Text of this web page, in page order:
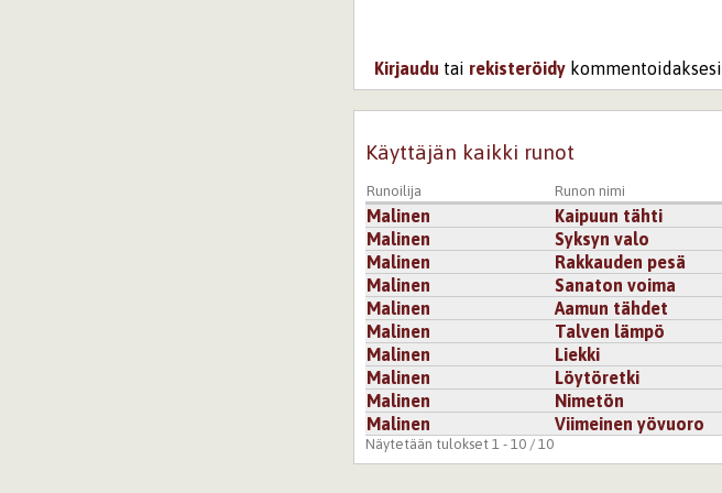
Kirjaudu tai rekisteröidy kommentoidaksesi
Käyttäjän kaikki runot
Runoilija Runon nimi
Malinen Kaipuun tähti
Malinen
Syksyn valo
Malinen
Rakkauden pesä
Malinen
Sanaton voima
Malinen
Aamun tähdet
Malinen
Talven lämpö
Malinen
Liekki
Malinen
Löytöretki
Malinen
Nimetön
Malinen
Viimeinen yövuoro
Näytetään tulokset 1 - 10 / 10